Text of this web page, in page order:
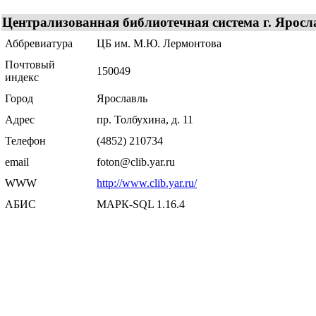
Централизованная библиотечная система г.
Аббревиатура
ЦБ им. М.Ю. Лермонтова
Почтовый
индекс
150049
Город
Ярославль
Адрес
пр. Толбухина, д. 11
Телефон
(4852) 210734
email
foton@clib.yar.ru
WWW
http://www.clib.yar.ru/
АБИС
МАРК-SQL 1.16.4